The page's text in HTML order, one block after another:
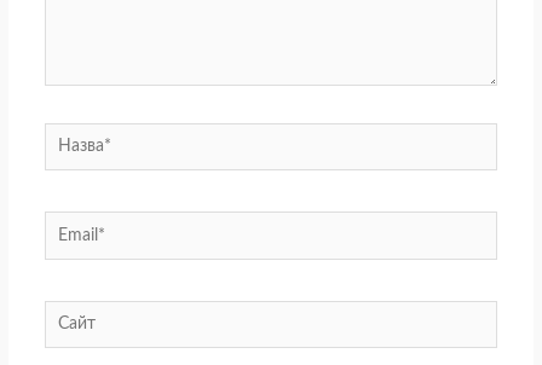
Назва*
Email*
Сайт